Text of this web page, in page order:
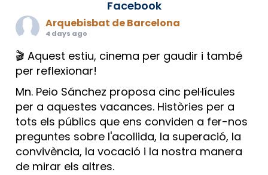
Facebook
Arquebisbat de Barcelona
4 days ago
🎬 Aquest estiu, cinema per gaudir i també
per reflexionar!
Mn. Peio Sánchez proposa cinc pel·lícules
per a aquestes vacances. Històries per a
tots els públics que ens conviden a fer-nos
preguntes sobre l'acollida, la superació, la
convivència, la vocació i la nostra manera
de mirar els altres.